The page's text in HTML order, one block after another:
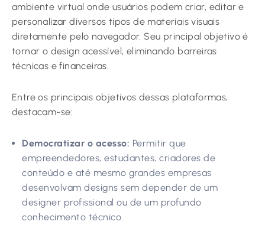
ambiente virtual onde usuários podem criar, editar e
personalizar diversos tipos de materiais visuais
diretamente pelo navegador. Seu principal objetivo é
tornar o design acessível, eliminando barreiras
técnicas e financeiras.
Entre os principais objetivos dessas plataformas,
destacam-se:
Democratizar o acesso: Permitir que
empreendedores, estudantes, criadores de
conteúdo e até mesmo grandes empresas
desenvolvam designs sem depender de um
designer profissional ou de um profundo
conhecimento técnico.